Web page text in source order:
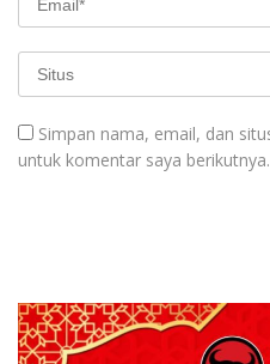
Simpan nama, email, dan
untuk komentar saya berikutnya.